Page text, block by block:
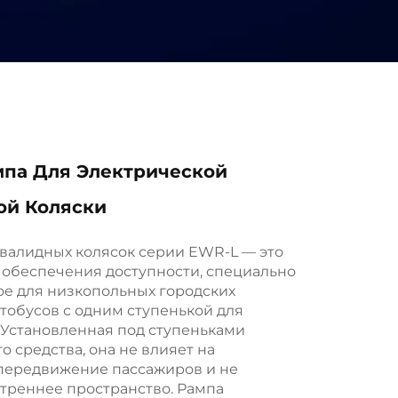
Для Электрической
Коляски
колясок серии EWR-L — это
доступности, специально
для низкопольных городских
с одним ступенькой для
под ступеньками
средства, она не влияет на
пассажиров и не
пространство. Рампа